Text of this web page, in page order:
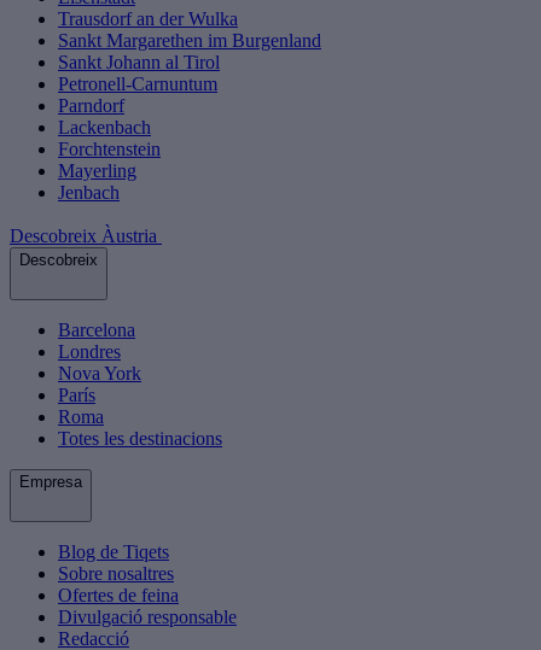
Trausdorf an der Wulka
Sankt Margarethen im Burgenland
Sankt Johann al Tirol
Petronell-Carnuntum
Parndorf
Lackenbach
Forchtenstein
Mayerling
Jenbach
Descobreix Àustria
Descobreix
Barcelona
Londres
Nova York
París
Roma
Totes les destinacions
Empresa
Blog de Tiqets
Sobre nosaltres
Ofertes de feina
Divulgació responsable
Redacció